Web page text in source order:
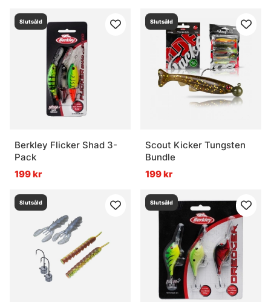
Slutsåld
Berkley Flicker Shad 3-
Pack
199 kr
Slutsåld
Scout Kicker Tungsten
Bundle
199 kr
Slutsåld Slutsåld